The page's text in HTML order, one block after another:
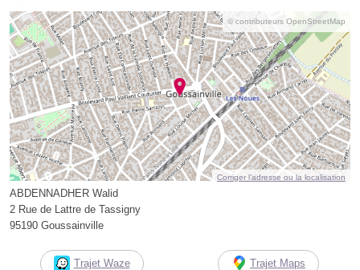
© contributeurs OpenStreetMap
Corriger l’adresse ou la localisation
ABDENNADHER Walid
2 Rue de Lattre de Tassigny
95190 Goussainville
Trajet Waze Trajet Maps